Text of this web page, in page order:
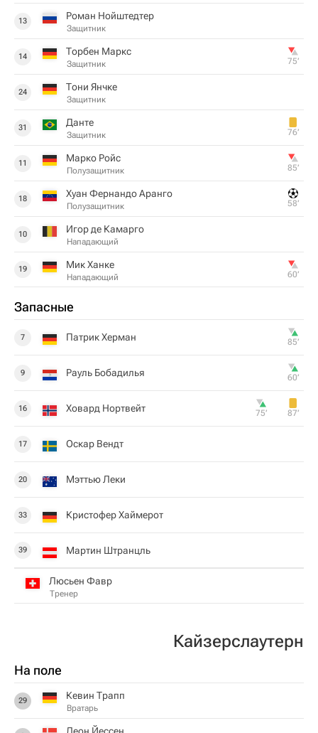
13 Роман Нойштедтер
Защитник
14 Торбен Маркс
Защитник 75‎’‎
24 Тони Янчке
Защитник
31 Данте
Защитник 76‎’‎
11 Марко Ройс
Полузащитник 85‎’‎
18 Хуан Фернандо Аранго
Полузащитник 58‎’‎
10 Игор де Камарго
Нападающий
19 Мик Ханке
Нападающий 60‎’‎
Запасные
7 Патрик Херман 85‎’‎
9 Рауль Бобадилья 60‎’‎
16 Ховард Нортвейт 75‎’‎ 87‎’‎
17 Оскар Вендт
20 Мэттью Леки
33 Кристофер Хаймерот
39 Мартин Штранцль
Люсьен Фавр
Тренер
Кайзерслаутерн
На поле
29 Кевин Трапп
Вратарь